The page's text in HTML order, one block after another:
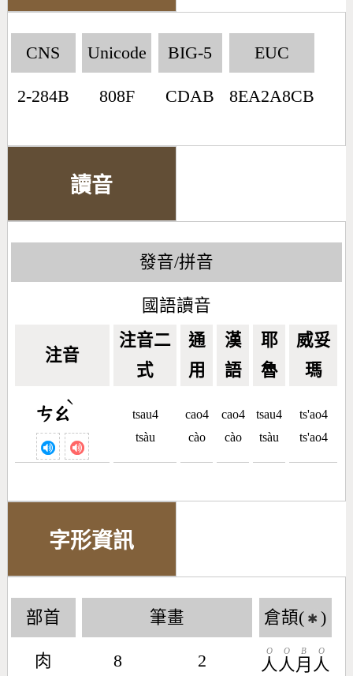
CNS
2-284B
Unicode
808F
BIG-5
CDAB
EUC
8EA2A8CB
讀音
發音/拼音
國語讀音
注音
注音二
式
通
用
漢
語
耶
魯
威妥
瑪
ㄘㄠ
ˋ
tsau4
tsàu
cao4
cào
cao4
cào
tsau4
tsàu
ts'ao4
ts'ao4
字形資訊
部首
肉
筆畫
8 2
倉頡( ✱ )
人
O
人
O
月
B
人
O